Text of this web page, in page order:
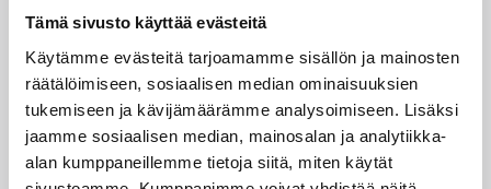
Tämä sivusto käyttää evästeitä
Käytämme evästeitä tarjoamamme sisällön ja mainosten
räätälöimiseen, sosiaalisen median ominaisuuksien
tukemiseen ja kävijämäärämme analysoimiseen. Lisäksi
jaamme sosiaalisen median, mainosalan ja analytiikka-
alan kumppaneillemme tietoja siitä, miten käytät